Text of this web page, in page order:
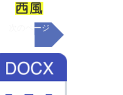
西風
次のページ